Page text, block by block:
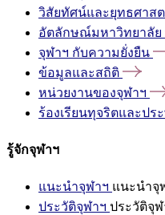
วิสัยทัศน์และยุทธศาส
อัตลักษณ์มหาวิทยาลัย
จุฬาฯ กับความยั่งยืน
ข้อมูลและสถิติ
หน่วยงานของจุฬาฯ
ร้องเรียนทุจริตและปร
รู้จักจุฬาฯ
แนะนำจุฬาฯ แนะนำจุ
ประวัติจุฬาฯ ประวัติจุฬ